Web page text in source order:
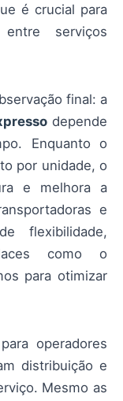
é crucial para
serviços
final: a
depende
Enquanto o
por unidade, o
e melhora a
e
flexibilidade,
como o
para otimizar
operadores
distribuição e
Mesmo as